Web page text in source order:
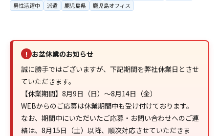
男性活躍中
派遣 鹿児島県 鹿児島オフィス
! お盆休業のお知らせ
誠に勝手ではございますが、下記期間を弊社休業日とさせ
ていただきます。
【休業期間】8月9日（日）～8月14日（金）
WEBからのご応募は休業期間中も受け付けております。
なお、期間中にいただいたご応募・お問い合わせへのご連
絡は、8月15日（土）以降、順次対応させていただきま